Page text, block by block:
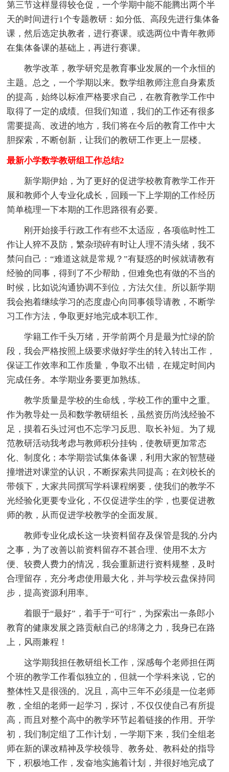
第三节这样显得较仓促，一个学期中能不能腾出两个半
天的时间进行1个专题教研：如分低、高段先进行集体备
课，然后选定执教者，进行赛课。或选两位中青年教师
在集体备课的基础上，再进行赛课。
教学改革，教学研究是教育事业发展的一个永恒的
主题。总之，一个学期以来。数学组教师注意自身素质
的提高，始终以标准严格要求自己，在教育教学工作中
取得了一定的成绩。但我们知道，我们的工作还有很多
需要提高、改进的地方，我们将在今后的教育工作中大
胆探索，不断创新，让我们的教研工作更上一层楼。
最新小学数学教研组工作总结2
新学期伊始，为了更好的促进学校教育教学工作开
展和教师个人专业化成长，回顾一下上学期的工作经历
简单梳理一下本期的工作思路很有必要。
刚开始接手行政工作有些不太适应，各项临时性工
作让人猝不及防，繁杂琐碎有时让人理不清头绪，我不
禁问自己：“难道这就是常规？”有疑惑的时候就请教有
经验的同事，得到了不少帮助，但难免也有做的不当的
时候，比如说沟通协调不到位，方法欠佳。所以新学期
我会抱着继续学习的态度虚心向同事领导请教，不断学
习工作方法，争取更好地完成本职工作。
学籍工作千头万绪，开学前两个月是最为忙绿的阶
段，我会严格按照上级要求做好学生的转入转出工作，
保证工作效率和工作质量，争取不出错，在规定时间内
完成任务。本学期业务要更加熟练。
教学质量是学校的生命线，学校工作的重中之重。
作为教导处一员和数学教研组长，虽然资历尚浅经验不
足，摸着石头过河也不忘学习反思、取长补短。为了规
范教研活动我考虑与教师积分挂钩，使教研更加常态
化、制度化；本学期尝试集体备课，利用大家的智慧碰
撞增进对课堂的认识，不断探索共同提高；在刘校长的
带领下，大家共同撰写学科课程纲要，使我们的教学不
光经验化更要专业化，不仅促进学生的学，也要促进教
师的教，从而促进学校教学的全面发展。
教师专业化成长这一块资料留存及保管是我的.分内
之事，为了改善以前资料留存不甚合理、使用不太方
便、较费人费力的情况，我会重新进行资料规整，及时
合理留存，充分考虑使用最大化，并与学校云盘保持同
步，提高资源利用率。
着眼于“最好”，着手于“可行”，为探索出一条郎小
教育的健康发展之路贡献自己的绵薄之力，我身已在路
上，风雨兼程！
这学期我担任教研组长工作，深感每个老师担任两
个班的教学工作看似独立的，但就一个学科来说，它的
整体性又是很强的。况且，高中三年不必须是一位老师
教，全组的老师一起学习，探讨，不仅仅使自己有所提
高，而且对整个高中的教学环节起着链接的作用。开学
初，我们制定组了工作计划，一学期下来，我们全组老
师在新的课改精神及学校领导、教务处、教科处的指导
下，积极地工作，发奋地实施着计划，并很好地完成了